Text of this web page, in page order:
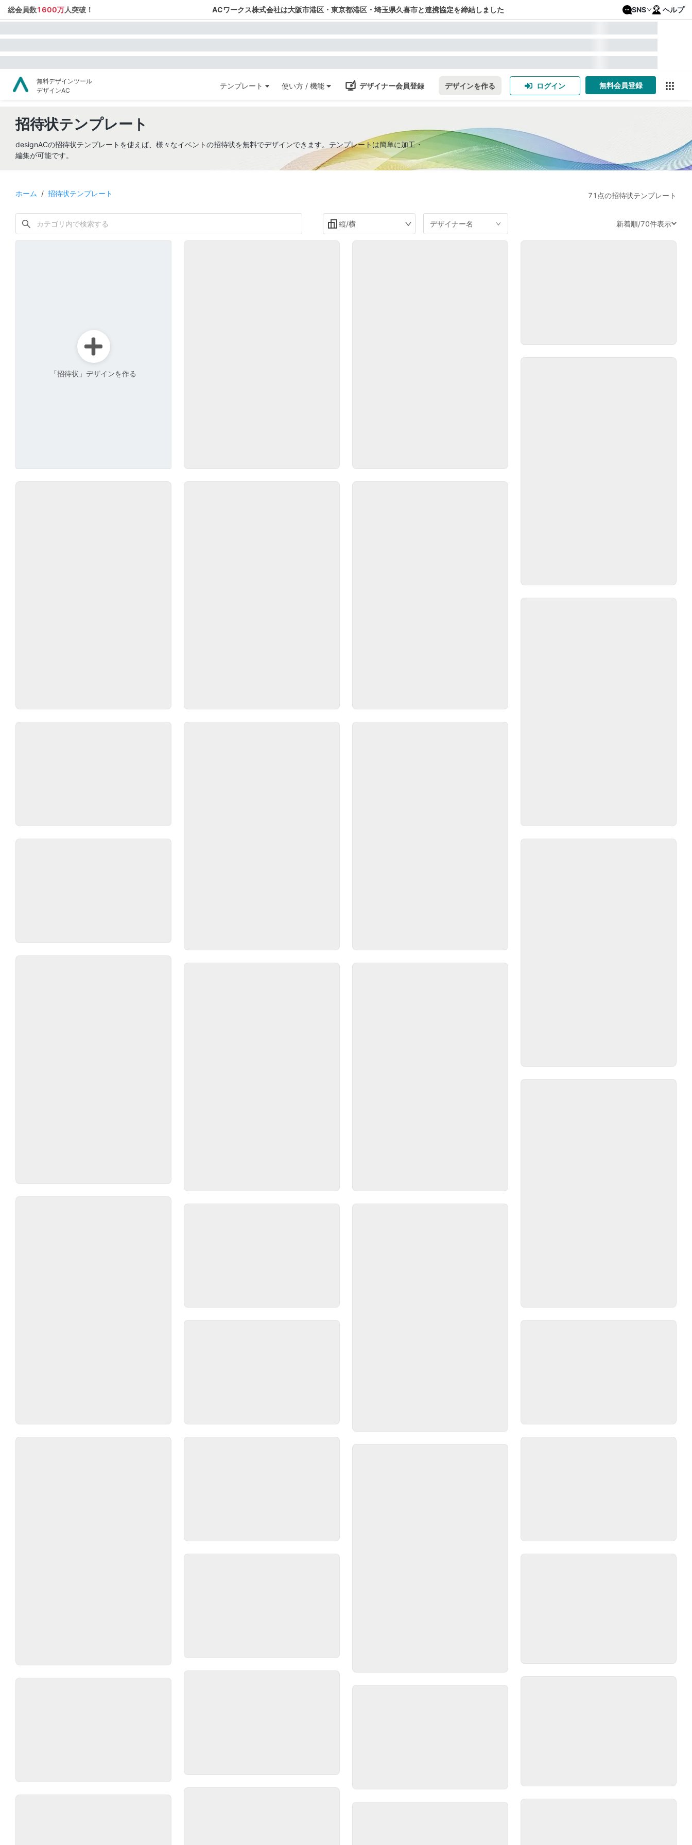
総会員数1600万人突破！ ACワークス株式会社は大阪市港区・東京都港区・埼玉県久喜市と連携協定を締結しました SNS ヘルプ
無料デザインツール
デザインAC
テンプレート 使い方 / 機能 デザイナー会員登録 デザインを作る ログイン 無料会員登録
招待状テンプレート
designACの招待状テンプレートを使えば、様々なイベントの招待状を無料でデザインできます。テンプレートは簡単に加工・
編集が可能です。
ホーム / 招待状テンプレート 71点の招待状テンプレート
縦/横 デザイナー名 新着順/70件表示
「招待状」デザインを作る